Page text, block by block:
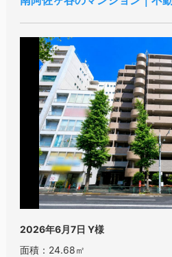
2026年6月7日 Y様
面積：24.68㎡